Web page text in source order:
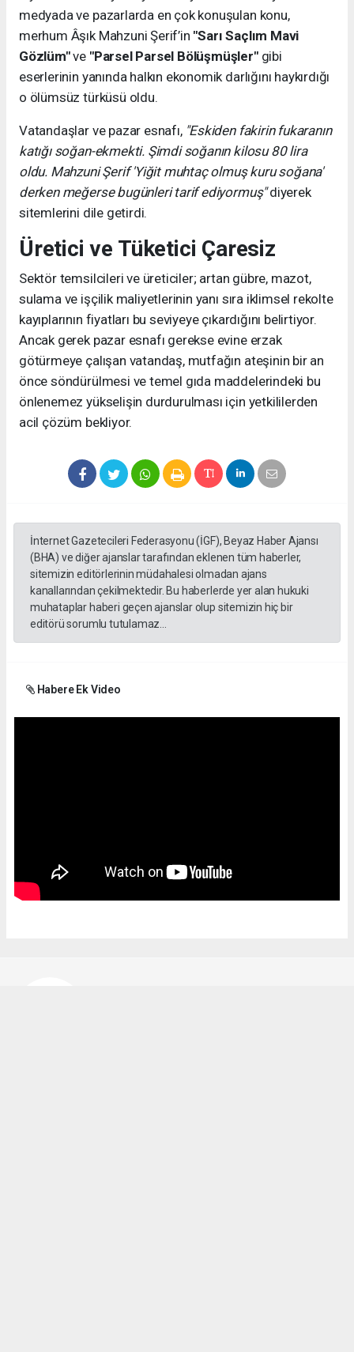
medyada ve pazarlarda en çok konuşulan konu,
merhum Âşık Mahzuni Şerif’in "Sarı Saçlım Mavi
Gözlüm"ve "Parsel Parsel Bölüşmüşler"gibi
eserlerinin yanında halkın ekonomik darlığını haykırdığı
o ölümsüz türküsü oldu.
Vatandaşlar ve pazar esnafı, "Eskiden fakirin fukaranın
katığı soğan-ekmekti. Şimdi soğanın kilosu 80 lira
oldu. Mahzuni Şerif 'Yiğit muhtaç olmuş kuru soğana'
derken meğerse bugünleri tarif ediyormuş"diyerek
sitemlerini dile getirdi.
Üretici ve Tüketici Çaresiz
Sektör temsilcileri ve üreticiler; artan gübre, mazot,
sulama ve işçilik maliyetlerinin yanı sıra iklimsel rekolte
kayıplarının fiyatları bu seviyeye çıkardığını belirtiyor.
Ancak gerek pazar esnafı gerekse evine erzak
götürmeye çalışan vatandaş, mutfağın ateşinin bir an
önce söndürülmesi ve temel gıda maddelerindeki bu
önlenemez yükselişin durdurulması için yetkililerden
acil çözüm bekliyor.
İnternet Gazetecileri Federasyonu (İGF), Beyaz Haber Ajansı
(BHA) ve diğer ajanslar tarafından eklenen tüm haberler,
sitemizin editörlerinin müdahalesi olmadan ajans
kanallarından çekilmektedir. Bu haberlerde yer alan hukuki
muhataplar haberi geçen ajanslar olup sitemizin hiç bir
editörü sorumlu tutulamaz...
Habere Ek Video